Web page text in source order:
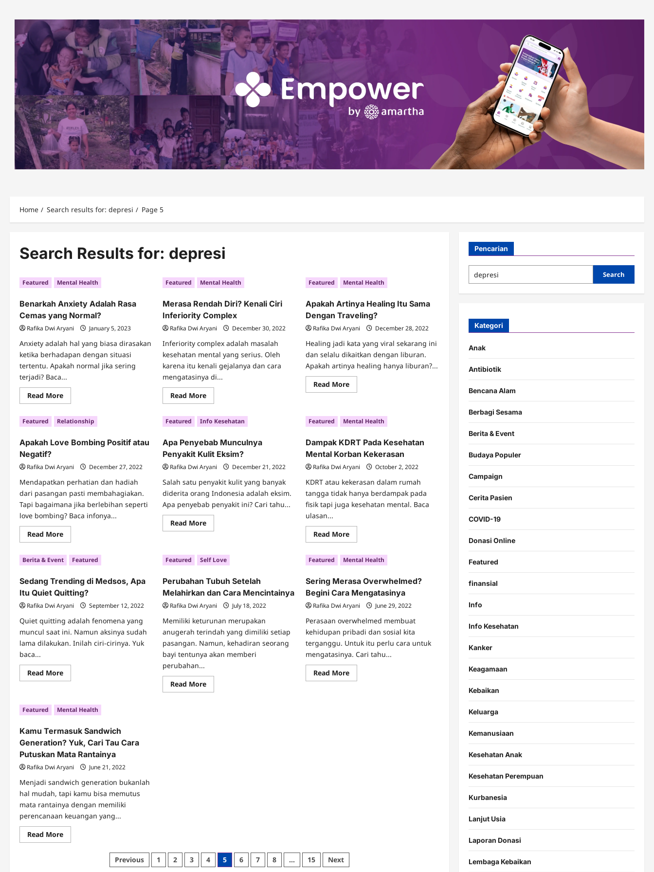
Home Search results for: depresi Page 5
Search Results for: depresi
Featured Mental Health
Benarkah Anxiety Adalah Rasa
Cemas yang Normal?
Rafika Dwi Aryani January 5, 2023
Anxiety adalah hal yang biasa dirasakan
ketika berhadapan dengan situasi
tertentu. Apakah normal jika sering
terjadi? Baca...
Read MoreRead
more
Benarkah
Anxiety
Adalah
Cemas
Featured Mental Health
Merasa Rendah Diri? Kenali Ciri
Inferiority Complex
Rafika Dwi Aryani December 30, 2022
Inferiority complex adalah masalah
kesehatan mental yang serius. Oleh
karena itu kenali gejalanya dan cara
mengatasinya di...
Read MoreRead
more
Merasa
Rendah
Diri?
Ciri
Inferiority
Complex
Featured Mental Health
Apakah Artinya Healing Itu Sama
Dengan Traveling?
Rafika Dwi Aryani December 28, 2022
Healing jadi kata yang viral sekarang ini
dan selalu dikaitkan dengan liburan.
Apakah artinya healing hanya liburan?...
Read MoreRead
more
Healing
Itu
Dengan
Traveling?
Featured Relationship
Apakah Love Bombing Positif atau
Negatif?
Rafika Dwi Aryani December 27, 2022
Mendapatkan perhatian dan hadiah
dari pasangan pasti membahagiakan.
Tapi bagaimana jika berlebihan seperti
love bombing? Baca infonya...
Read MoreRead
more
Apakah
Love
Bombing
atau
Negatif?
Featured Info Kesehatan
Apa Penyebab Munculnya
Penyakit Kulit Eksim?
Rafika Dwi Aryani December 21, 2022
Salah satu penyakit kulit yang banyak
diderita orang Indonesia adalah eksim.
Apa penyebab penyakit ini? Cari tahu...
Read MoreRead
more
Munculnya
Penyakit
Eksim?
Featured Mental Health
Dampak KDRT Pada Kesehatan
Mental Korban Kekerasan
Rafika Dwi Aryani October 2, 2022
KDRT atau kekerasan dalam rumah
tangga tidak hanya berdampak pada
fisik tapi juga kesehatan mental. Baca
ulasan...
Read MoreRead
more
Dampak
KDRT
Pada
Mental
Korban
Kekerasan
Berita & Event Featured
Sedang Trending di Medsos, Apa
Itu Quiet Quitting?
Rafika Dwi Aryani September 12, 2022
Quiet quitting adalah fenomena yang
muncul saat ini. Namun aksinya sudah
lama dilakukan. Inilah ciri-cirinya. Yuk
baca...
Read MoreRead
more
di
Medsos,
Quiet
Quitting?
Featured Self Love
Perubahan Tubuh Setelah
Melahirkan dan Cara Mencintainya
Rafika Dwi Aryani July 18, 2022
Memiliki keturunan merupakan
anugerah terindah yang dimiliki setiap
pasangan. Namun, kehadiran seorang
bayi tentunya akan memberi
perubahan...
Read MoreRead
more
Featured Mental Health
Sering Merasa Overwhelmed?
Begini Cara Mengatasinya
Rafika Dwi Aryani June 29, 2022
Perasaan overwhelmed membuat
kehidupan pribadi dan sosial kita
terganggu. Untuk itu perlu cara untuk
mengatasinya. Cari tahu...
Read MoreRead
more
Featured Mental Health
Kamu Termasuk Sandwich
Generation? Yuk, Cari Tau Cara
Putuskan Mata Rantainya
Rafika Dwi Aryani June 21, 2022
Menjadi sandwich generation bukanlah
hal mudah, tapi kamu bisa memutus
mata rantainya dengan memiliki
perencanaan keuangan yang...
Read MoreRead
more
Posts
Previous 1 2 3 4 5 6 7 8 … 15 Next
Pencarian
Search
Kategori
Anak
Antibiotik
Bencana Alam
Berbagi Sesama
Berita & Event
Budaya Populer
Campaign
Cerita Pasien
COVID-19
Donasi Online
Featured
finansial
Info
Info Kesehatan
Kanker
Keagamaan
Kebaikan
Keluarga
Kemanusiaan
Kesehatan Anak
Kesehatan Perempuan
Kurbanesia
Lanjut Usia
Laporan Donasi
Lembaga Kebaikan